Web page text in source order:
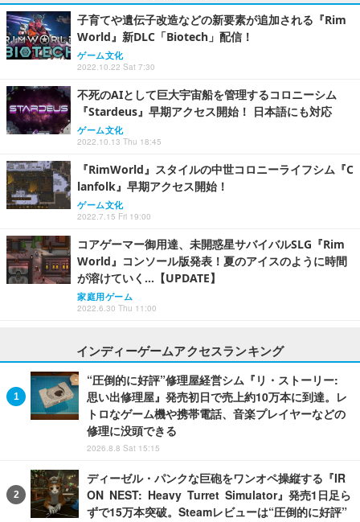
子育てや遺伝子改造などの新要素が追加される『Rim
World』新DLC「Biotech」配信！
ゲーム文化
2022.10.22 Sat 7:30
不死のAIとして巨大宇宙船を管理するコロニーシム
『Stardeus』早期アクセス開始！ 日本語にも対応
ゲーム文化
2022.10.13 Thu 18:45
『RimWorld』スタイルの中世コロニーライフシム『C
lanfolk』早期アクセス開始！
ゲーム文化
2022.7.15 Fri 19:00
コアゲーマー御用達、未開惑星サバイバルSLG『Rim
World』コンソール版発表！夏のアイスのように時間
が溶けていく…【UPDATE】
家庭用ゲーム
2022.6.30 Thu 11:00
インディーゲームアクセスランキング
“圧倒的に好評”修理屋経営シム『リ・ストーリー:
思い出修理屋』発売初日で売上約10万本に到達。レ
トロなゲーム機や携帯電話、音楽プレイヤーなどの
修理に没頭できる
2026.8.8 Sat 15:15
ディーゼル・パンクな巨砲をワンオペ操縦する『IR
ON NEST: Heavy Turret Simulator』発売1日足ら
ずで15万本突破。Steamレビューは“圧倒的に好評”